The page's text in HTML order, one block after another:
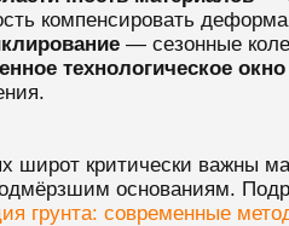
компенсировать
— сезонные
технологическое окно
широт критически важны
основаниям.
грунта: современные